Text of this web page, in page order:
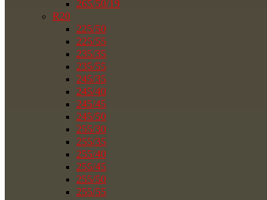
265/50/19
R20
225/50
225/55
235/35
235/55
245/35
245/40
245/45
245/50
255/30
255/35
255/40
255/45
255/50
255/55